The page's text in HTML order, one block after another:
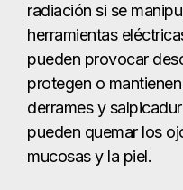
Los accidentes
amplia gama de
Vertidos
Losaccidentes de